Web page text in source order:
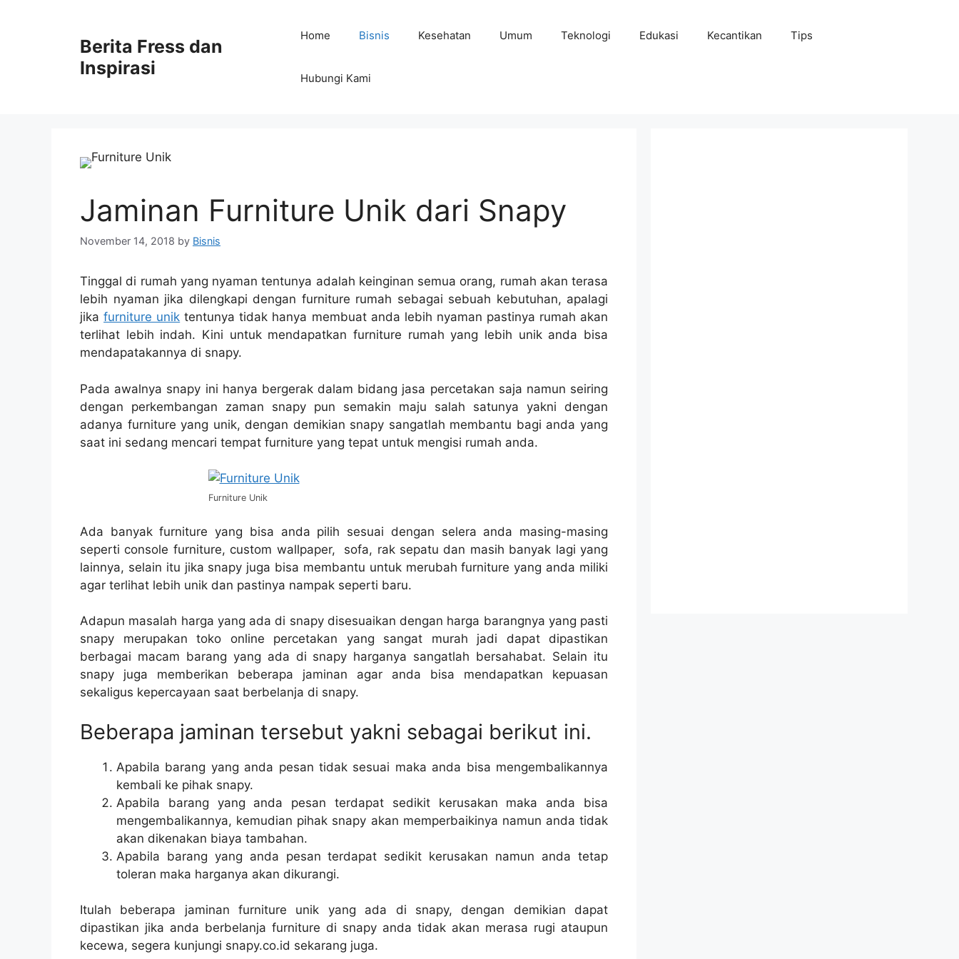
Berita Fress dan
Inspirasi
Home Bisnis Kesehatan Umum Teknologi Edukasi Kecantikan Tips
Hubungi Kami
Jaminan Furniture Unik dari Snapy
November 14, 2018 by Bisnis
Tinggal di rumah yang nyaman tentunya adalah keinginan semua orang, rumah akan terasa
lebih nyaman jika dilengkapi dengan furniture rumah sebagai sebuah kebutuhan, apalagi
jikafurniture unik tentunya tidak hanya membuat anda lebih nyaman pastinya rumah akan
terlihat lebih indah. Kini untuk mendapatkan furniture rumah yang lebih unik anda bisa
mendapatakannya di snapy.
Pada awalnya snapy ini hanya bergerak dalam bidang jasa percetakan saja namun seiring
dengan perkembangan zaman snapy pun semakin maju salah satunya yakni dengan
adanya furniture yang unik, dengan demikian snapy sangatlah membantu bagi anda yang
saat ini sedang mencari tempat furniture yang tepat untuk mengisi rumah anda.
Furniture Unik
Ada banyak furniture yang bisa anda pilih sesuai dengan selera anda masing-masing
seperti console furniture, custom wallpaper, sofa, rak sepatu dan masih banyak lagi yang
lainnya, selain itu jika snapy juga bisa membantu untuk merubah furniture yang anda miliki
agar terlihat lebih unik dan pastinya nampak seperti baru.
Adapun masalah harga yang ada di snapy disesuaikan dengan harga barangnya yang pasti
snapy merupakan toko online percetakan yang sangat murah jadi dapat dipastikan
berbagai macam barang yang ada di snapy harganya sangatlah bersahabat. Selain itu
snapy juga memberikan beberapa jaminan agar anda bisa mendapatkan kepuasan
sekaligus kepercayaan saat berbelanja di snapy.
Beberapa jaminan tersebut yakni sebagai berikut ini.
Apabila barang yang anda pesan tidak sesuai maka anda bisa mengembalikannya
kembali ke pihak snapy.
Apabila barang yang anda pesan terdapat sedikit kerusakan maka anda bisa
mengembalikannya, kemudian pihak snapy akan memperbaikinya namun anda tidak
akan dikenakan biaya tambahan.
Apabila barang yang anda pesan terdapat sedikit kerusakan namun anda tetap
toleran maka harganya akan dikurangi.
Itulah beberapa jaminanfurniture unik yang ada di snapy, dengan demikian dapat
dipastikan jika anda berbelanja furniture di snapy anda tidak akan merasa rugi ataupun
kecewa, segera kunjungi snapy.co.id sekarang juga.